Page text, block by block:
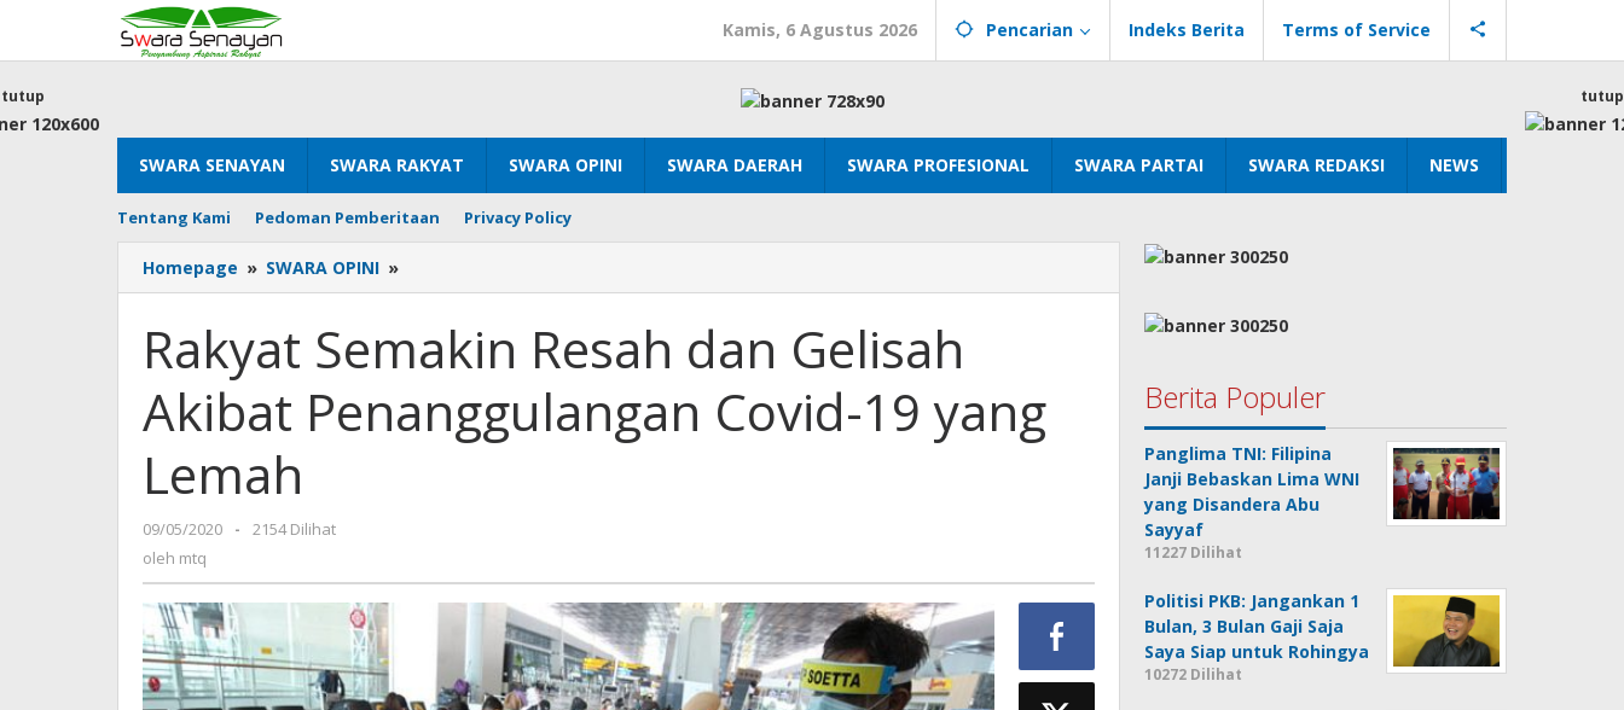
konten
Kamis, 6 Agustus 2026 Pencarian Indeks Berita Terms of Service
SWARA SENAYAN SWARA RAKYAT SWARA OPINI SWARA DAERAH SWARA PROFESIONAL SWARA PARTAI SWARA REDAKSI NEWS
Tentang Kami Pedoman Pemberitaan Privacy Policy
tutup tutup
Homepage » SWARA OPINI »
Semakin
dan
Gelisah
Penanggulangan
Rakyat Semakin Resah dan Gelisah
Akibat Penanggulangan Covid-19 yang
Lemah
09/05/2020
oleh
-
2154 Dilihat
oleh mtq
Berita Populer
Panglima TNI: Filipina
Janji Bebaskan Lima WNI
yang Disandera Abu
Sayyaf
11227 Dilihat
Politisi PKB: Jangankan 1
Bulan, 3 Bulan Gaji Saja
Saya Siap untuk Rohingya
10272 Dilihat